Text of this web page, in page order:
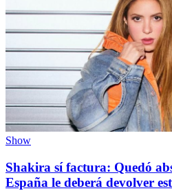
Show
Shakira sí factura: Quedó
España le deberá devolver